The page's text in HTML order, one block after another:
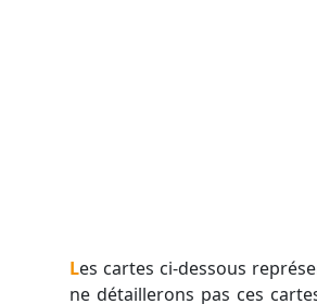
Les cartes ci-dessous représentent les cumuls de pluie par le modèle GFS (à gauche) et CEP (à droite). Nous
ne détaillerons pas ces